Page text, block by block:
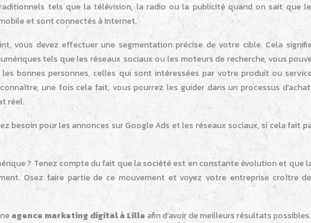
tels que la télévision, la radio ou la publicité quand on sait que
et sont connectés à Internet.
vous devez effectuer une segmentation précise de votre cible. Cela
tels que les réseaux sociaux ou les moteurs de recherche, vous
bonnes personnes, celles qui sont intéressées par votre produit ou
une fois cela fait, vous pourrez les guider dans un processus
réel.
besoin pour les annonces sur Google Ads et les réseaux sociaux, si cela fait
? Tenez compte du fait que la société est en constante évolution et que
Osez faire partie de ce mouvement et voyez votre entreprise croître
agence marketing digital à Lille afin d’avoir de meilleurs résultats possibles.